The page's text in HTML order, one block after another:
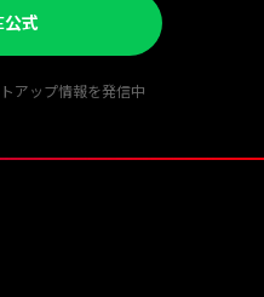
公式
アップ情報を発信中